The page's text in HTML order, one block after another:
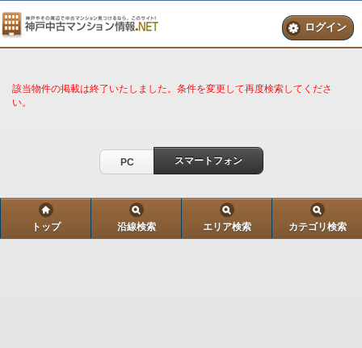
ログイン
該当物件の掲載は終了いたしました。条件を変更して再度検索してくださ
い。
PC スマートフォン
トップ 沿線検索 エリア検索 カテゴリ検索